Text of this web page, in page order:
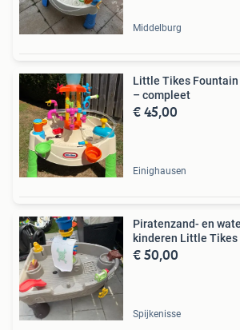
Middelburg
Little Tikes Fountain
– compleet
€ 45,00
Einighausen
Piratenzand- en
kinderen Little Tikes
€ 50,00
Spijkenisse